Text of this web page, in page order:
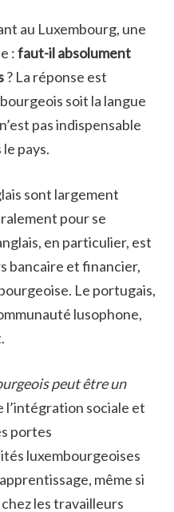
au Luxembourg, une
:faut-il absolument
? La réponse est
soit la langue
pas indispensable
pays.
sont largement
pour se
en particulier, est
bancaire et financier,
Le portugais,
lusophone,
peut être un
l’intégration sociale et
portes
luxembourgeoises
même si
les travailleurs